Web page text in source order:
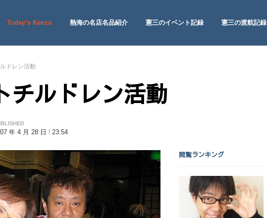
Site
Today’s Kenzo 熱海の名店名品紹介 憲三のイベント記録 憲三の渡航記録
ドレン活動
チルドレン活動
年 4 月 28 日 23:54
閲覧ランキング